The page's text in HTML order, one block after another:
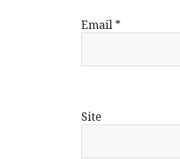
Email *
Site